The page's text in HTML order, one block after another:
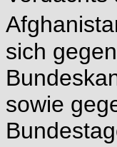
sich
sowie